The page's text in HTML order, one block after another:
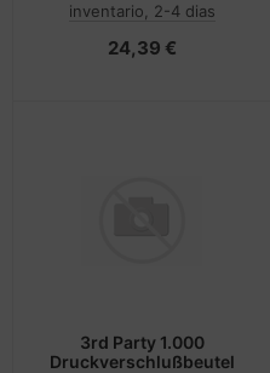
inventario, 2-4 dias
24,39 €
3rd Party 1.000
Druckverschlußbeutel
y vídeo
divers